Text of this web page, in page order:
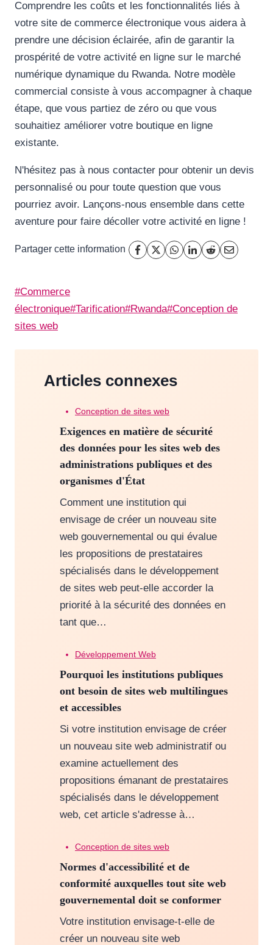
Comprendre les coûts et les fonctionnalités liés à
votre site de commerce électronique vous aidera à
prendre une décision éclairée, afin de garantir la
prospérité de votre activité en ligne sur le marché
numérique dynamique du Rwanda. Notre modèle
commercial consiste à vous accompagner à chaque
étape, que vous partiez de zéro ou que vous
souhaitiez améliorer votre boutique en ligne
existante.
N'hésitez pas à nous contacter pour obtenir un devis
personnalisé ou pour toute question que vous
pourriez avoir. Lançons-nous ensemble dans cette
aventure pour faire décoller votre activité en ligne !
Partager cette information
Étiquettes
de
la
#Commerce
électronique#Tarification#Rwanda#Conception de
sites web
Articles connexes
Conception de sites web
Exigences en matière de sécurité
des données pour les sites web des
administrations publiques et des
organismes d'État
Comment une institution qui
envisage de créer un nouveau site
web gouvernemental ou qui évalue
les propositions de prestataires
spécialisés dans le développement
de sites web peut-elle accorder la
priorité à la sécurité des données en
tant que…
Développement Web
Pourquoi les institutions publiques
ont besoin de sites web multilingues
et accessibles
Si votre institution envisage de créer
un nouveau site web administratif ou
examine actuellement des
propositions émanant de prestataires
spécialisés dans le développement
web, cet article s'adresse à…
Conception de sites web
Normes d'accessibilité et de
conformité auxquelles tout site web
gouvernemental doit se conformer
Votre institution envisage-t-elle de
créer un nouveau site web